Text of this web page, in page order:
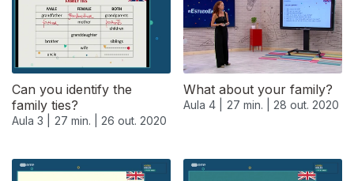
Can you identify the
family ties?
Aula 3 | 27 min. | 26 out. 2020
What about your family?
Aula 4 | 27 min. | 28 out. 2020